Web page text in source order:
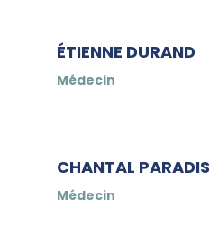
ÉTIENNE DURAND
Médecin
CHANTAL PARADIS
Médecin